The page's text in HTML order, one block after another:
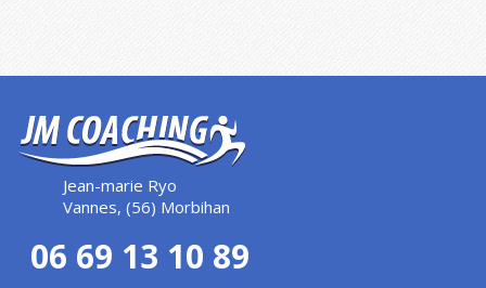
Jean-marie Ryo
Vannes, (56) Morbihan
06 69 13 10 89